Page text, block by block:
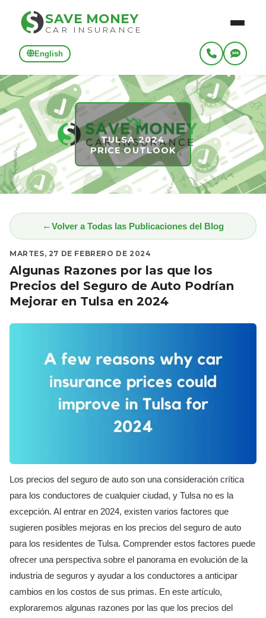
SAVE MONEY
CAR INSURANCE
English
TULSA 2024
PRICE OUTLOOK
Volver a Todas las Publicaciones del Blog
MARTES, 27 DE FEBRERO DE 2024
Algunas Razones por las que los
Precios del Seguro de Auto Podrían
Mejorar en Tulsa en 2024
Los precios del seguro de auto son una consideración crítica
para los conductores de cualquier ciudad, y Tulsa no es la
excepción. Al entrar en 2024, existen varios factores que
sugieren posibles mejoras en los precios del seguro de auto
para los residentes de Tulsa. Comprender estos factores puede
ofrecer una perspectiva sobre el panorama en evolución de la
industria de seguros y ayudar a los conductores a anticipar
cambios en los costos de sus primas. En este artículo,
exploraremos algunas razones por las que los precios del